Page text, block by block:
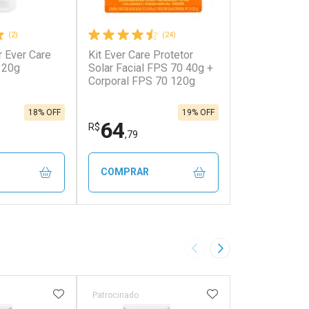
(2)
Care
18% OFF
(24)
Kit Ever Care Protetor
Solar Facial FPS 70 40g +
Corporal FPS 70 120g
R$64,79
19% OFF
COMPRAR
Imagem Anterior
Próxima Imagem
ADICIONAR AOS FAVORITOS
Patrocinado ADICIONAR AOS